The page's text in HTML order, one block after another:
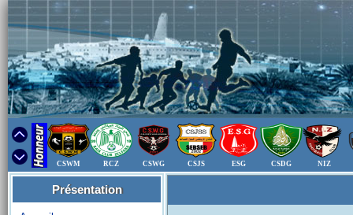
CSWM RCZ CSWG CSJS ESG CSDG NIZ
Présentation